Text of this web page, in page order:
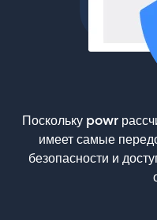
Поскольку powr
имеет самые
безопасности и